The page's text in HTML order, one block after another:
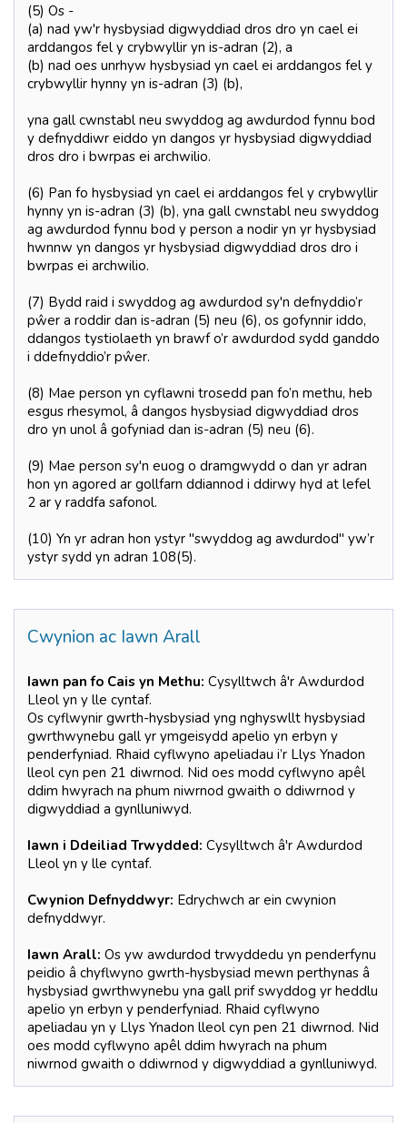
(5) Os -
(a) nad yw'r hysbysiad digwyddiad dros dro yn cael ei
arddangos fel y crybwyllir yn is-adran (2), a
(b) nad oes unrhyw hysbysiad yn cael ei arddangos fel y
crybwyllir hynny yn is-adran (3) (b),
yna gall cwnstabl neu swyddog ag awdurdod fynnu bod
y defnyddiwr eiddo yn dangos yr hysbysiad digwyddiad
dros dro i bwrpas ei archwilio.
(6) Pan fo hysbysiad yn cael ei arddangos fel y crybwyllir
hynny yn is-adran (3) (b), yna gall cwnstabl neu swyddog
ag awdurdod fynnu bod y person a nodir yn yr hysbysiad
hwnnw yn dangos yr hysbysiad digwyddiad dros dro i
bwrpas ei archwilio.
(7) Bydd raid i swyddog ag awdurdod sy'n defnyddio’r
pŵer a roddir dan is-adran (5) neu (6), os gofynnir iddo,
ddangos tystiolaeth yn brawf o’r awdurdod sydd ganddo
i ddefnyddio’r pŵer.
(8) Mae person yn cyflawni trosedd pan fo’n methu, heb
esgus rhesymol, â dangos hysbysiad digwyddiad dros
dro yn unol â gofyniad dan is-adran (5) neu (6).
(9) Mae person sy'n euog o dramgwydd o dan yr adran
hon yn agored ar gollfarn ddiannod i ddirwy hyd at lefel
2 ar y raddfa safonol.
(10) Yn yr adran hon ystyr "swyddog ag awdurdod" yw’r
ystyr sydd yn adran 108(5).
Cwynion ac Iawn Arall
Iawn pan fo Cais yn Methu: Cysylltwch â'r Awdurdod
Lleol yn y lle cyntaf.
Os cyflwynir gwrth-hysbysiad yng nghyswllt hysbysiad
gwrthwynebu gall yr ymgeisydd apelio yn erbyn y
penderfyniad. Rhaid cyflwyno apeliadau i’r Llys Ynadon
lleol cyn pen 21 diwrnod. Nid oes modd cyflwyno apêl
ddim hwyrach na phum niwrnod gwaith o ddiwrnod y
digwyddiad a gynlluniwyd.
Iawn i Ddeiliad Trwydded: Cysylltwch â'r Awdurdod
Lleol yn y lle cyntaf.
Cwynion Defnyddwyr: Edrychwch ar ein cwynion
defnyddwyr.
Iawn Arall: Os yw awdurdod trwyddedu yn penderfynu
peidio â chyflwyno gwrth-hysbysiad mewn perthynas â
hysbysiad gwrthwynebu yna gall prif swyddog yr heddlu
apelio yn erbyn y penderfyniad. Rhaid cyflwyno
apeliadau yn y Llys Ynadon lleol cyn pen 21 diwrnod. Nid
oes modd cyflwyno apêl ddim hwyrach na phum
niwrnod gwaith o ddiwrnod y digwyddiad a gynlluniwyd.